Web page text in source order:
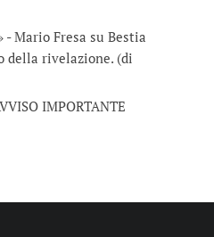
- Mario Fresa su Bestia
della rivelazione. (di
IMPORTANTE